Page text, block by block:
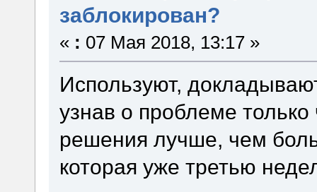
заблокирован?
« : 07 Мая 2018, 13:17 »
Используют,
узнав о проблеме
решения лучше, чем
которая уже третью